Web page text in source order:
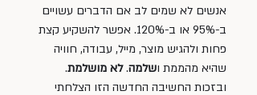
אנשים לא שמים לב אם הדברים עשויים
ב-95% או ב-120%. אפשר להשקיע קצת
פחות ולהגיש מוצר, מייל, עבודה, חוויה
שהיא מהממת ושלמה. לא מושלמת.
ובזכות החשיבה החדשה הזו הצלחתי